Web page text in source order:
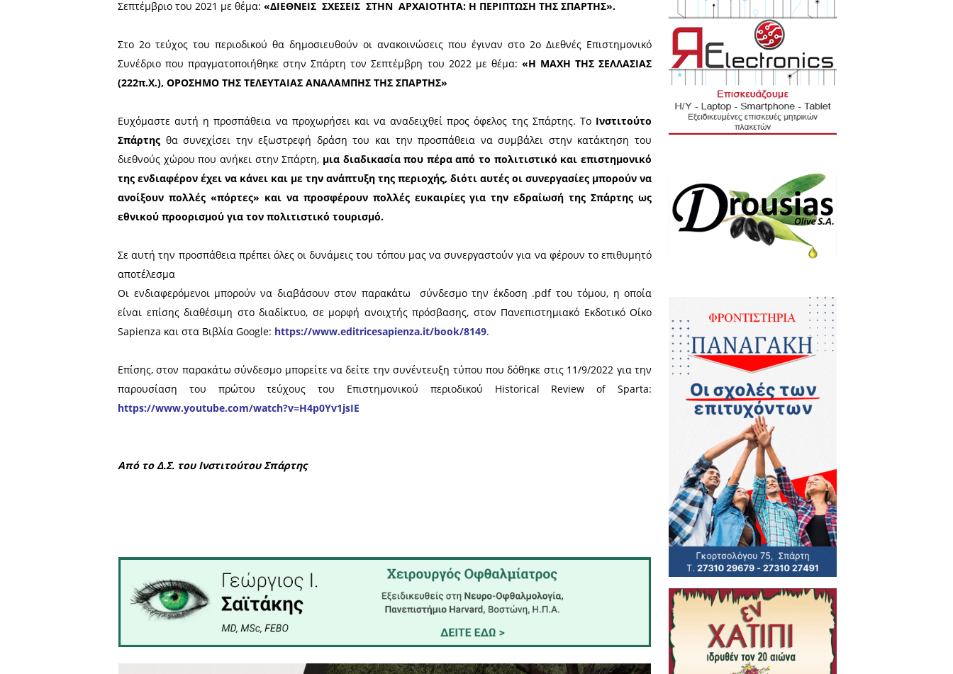
Την Συντακτική Επιτροπή του Περιοδικού για την έκδοση του πρώτου τεύχους, αποτελούν οι
• Athanasios Platias, University of Piraeus
• Paul A. Rahe, Hillsdale College
• Giulio Vallarino, Polytechnic of Bari
Την όλη ευθύνη και διοίκηση για την έκδοση του Περιοδικού ανέλαβαν οι:
• Stefania Golino, Unitelma Sapienza University of Rome
• Giulia Vannucci, Scuola Normale Superiore
Στο πρώτο τεύχος του Επιστημονικού Περιοδικού για την Σπάρτη, δημοσιεύονται οι ανακοινώσεις που έγιναν
στο 1ου Διεθνές Επιστημονικό Συνέδριο για την Σπάρτη, το οποίο πραγματοποιήθηκε στην Σπάρτη τον
Σεπτέμβριο του 2021 με θέμα:
«ΔΙΕΘΝΕΙΣ ΣΧΕΣΕΙΣ ΣΤΗΝ ΑΡΧΑΙΟΤΗΤΑ: Η ΠΕΡΙΠΤΩΣΗ ΤΗΣ ΣΠΑΡΤΗΣ».
Στο 2ο τεύχος του περιοδικού θα δημοσιευθούν οι ανακοινώσεις που έγιναν στο 2ο Διεθνές Επιστημονικό
Συνέδριο που πραγματοποιήθηκε στην Σπάρτη τον Σεπτέμβρη του 2022 με θέμα:
«Η ΜΑΧΗ ΤΗΣ ΣΕΛΛΑΣΙΑΣ
Ευχόμαστε αυτή η προσπάθεια να προχωρήσει και να αναδειχθεί προς όφελος της Σπάρτης. Το Ινστιτούτο
θα συνεχίσει την εξωστρεφή δράση του και την προσπάθεια να συμβάλει στην κατάκτηση του
μια διαδικασία που πέρα από το πολιτιστικό και επιστημονικό
της ενδιαφέρον έχει να κάνει και με την ανάπτυξη της περιοχής, διότι αυτές οι συνεργασίες μπορούν να
ανοίξουν πολλές «πόρτες» και να προσφέρουν πολλές ευκαιρίες για την εδραίωσή της Σπάρτης ως
εθνικού προορισμού για τον πολιτιστικό τουρισμό.
Σε αυτή την προσπάθεια πρέπει όλες οι δυνάμεις του τόπου μας να συνεργαστούν για να φέρουν το επιθυμητό
αποτέλεσμα